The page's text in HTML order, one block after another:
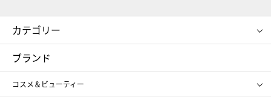
カテゴリー
コスメ＆ビューティー
ギフト
レディース
メンズ
ブランド
コスメ＆ビューティー